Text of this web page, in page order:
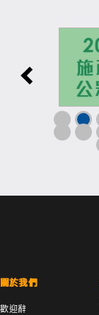
關於我們
歡迎辭